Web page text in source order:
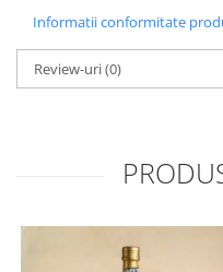
Informatii conformitate
Review-uri(0)